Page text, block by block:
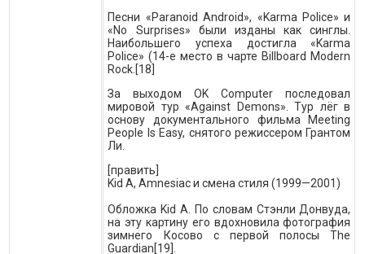
Песни «Paranoid Android», «Karma Police» и
«No Surprises» были изданы как синглы.
Наибольшего успеха достигла «Karma
Police» (14-е место в чарте Billboard Modern
Rock.[18]
За выходом OK Computer последовал
мировой тур «Against Demons». Тур лёг в
основу документального фильма Meeting
People Is Easy, снятого режиссером Грантом
Ли.
[править]
Kid A, Amnesiac и смена стиля (1999—2001)
Обложка Kid A. По словам Стэнли Донвуда,
на эту картину его вдохновила фотография
зимнего Косово с первой полосы The
Guardian[19].